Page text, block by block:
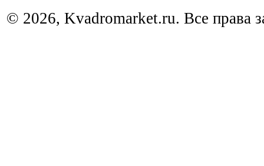
© 2026, Kvadromarket.ru. Все права